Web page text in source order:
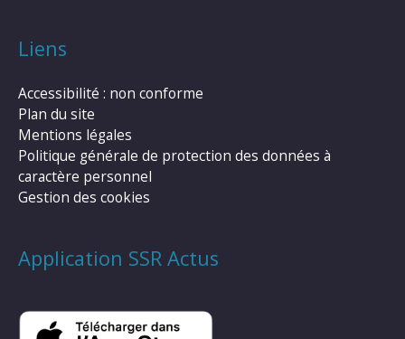
Liens
Accessibilité : non conforme
Plan du site
Mentions légales
Politique générale de protection des données à
caractère personnel
Gestion des cookies
Application SSR Actus